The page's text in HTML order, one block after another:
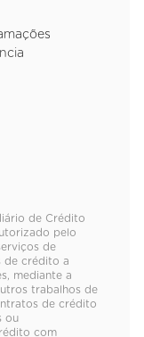
de Crédito
pelo
de
de crédito a
mediante a
trabalhos de
de crédito
ou
com